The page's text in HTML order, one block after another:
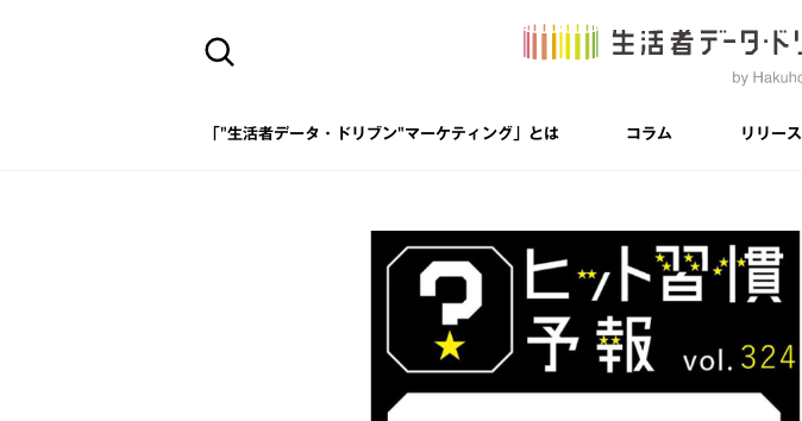
「"生活者データ・ドリブン"マーケティング」とは コラム リリース